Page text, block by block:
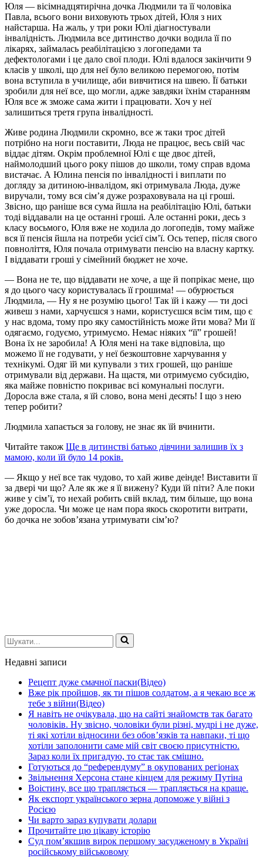
Юля — вісімнадцятирічна дочка Людмили та її чоловіка
Павла, всього вони виховують трьох дітей, Юля з них
найстарша. На жаль, у три роки Юлі діагностували
інвалідність. Людмила все дитинство дочки водила її по
лікарях, займалась реабілітацією з логопедами та
дефектологами і це дало свої плоди. Юлі вдалося закінчити 9
класів у школі, що для неї було великою перемогою, потім
вона вступила в училище, аби вивчитися на швею. Її батьки
зробили для неї все, що могли, адже завдяки їхнім старанням
Юля все ж зможе сама жити і працювати. Хоч у неї
залишиться третя група інвалідності.
Живе родина Людмили скромно, все ж таки троє дітей
потрібно на ноги поставити, Люда не працює, весь свій час
віддає дітям. Окрім проблемної Юлі є ще двоє дітей,
наймолодший цього року пішов до школи, тому справ вдома
вистачає. А Юлина пенсія по інвалідності і виплати по
догляду за дитиною-інвалідом, які отримувала Люда, дуже
виручали, тому вся сім’я дуже розраховувала на ці гроші.
Звісно, що раніше вся сума йшла на реабілітацію Юлі, батьки
тоді віддавали на це останні гроші. Але останні роки, десь з
класу восьмого, Юля вже не ходила до логопедів, тому майже
вся її пенсія йшла на потреби усієї сім’ї. Ось тепер, після свого
повноліття, Юля почала отримувати пенсію на власну картку.
І віддавати гроші у сімейний бюджет не хоче.
— Вона не те, що віддавати не хоче, а ще й попрікає мене, що
я до цього часу користувалась її грошима! — обурюється
Людмила, — Ну я не розумію цього! Так їй і кажу — ти досі
живеш з нами, харчуєшся з нами, користуєшся всім тим, що є
у нас вдома, тому про яку самостійність може йти мова? Ми її
одягаємо, годуємо, утримуємо. Немає ніяких “її” грошей!
Вона їх не заробила! А Юля мені на таке відповіла, що
можемо її не годувати, у неї безкоштовне харчування у
технікумі. Одяг їй ми купували з тих грошей, що раніше
отримували від держави. На щастя, ми отримуємо субсидію,
яка майже повністю покриває всі комунальні послуги.
Доросла вже стала, я їй слово, вона мені десять! І що з нею
тепер робити?
Людмила хапається за голову, не знає як їй вчинити.
Читайте також Ще в дитинстві батько дівчини залишив їх з
мамою, коли їй було 14 років.
— Якщо у неї все так чудово, то хай живе деінде! Виставити її
за двері чи що? Але як же я її вижену? Куди їй піти? Але поки
живе у сім’ї, то нехай робить свій вклад, тим більше, що вона
уже доросла. Чи може це нам пора якось скоротити витрати,
бо дочка не зобов’язана утримувати сім’ю?
Шукати...
Недавні записи
Рецепт дуже смачної паски(Відео)
Вже рік пройшов, як ти пішов солдатом, а я чекаю все ж
тебе з війни(Відео)
Я навіть не очікувала, що на сайті знайомств так багато
чоловіків. Ну звісно, чоловіки були різні, мудрі і не дуже,
ті які хотіли відносини без обов’язків та навпаки, ті що
хотіли заполонити саме мій світ своєю присутністю.
Зараз коли їх пригадую, то стає так смішно.
Готуються до “референдуму” в окупованих регіонах
Звільнення Херсона стане кінцем для режиму Путіна
Воістину, все що трапляється — трапляється на краще.
Як експорт українського зерна допоможе у війні з
Росією
Чи варто зараз купувати долари
Прочитайте цю цікаву історію
Суд пом’якшив вирок першому засудженому в Україні
російському військовому